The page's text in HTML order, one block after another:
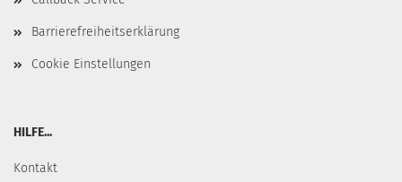
Barrierefreiheitserklärung
Cookie Einstellungen
HILFE...
Kontakt